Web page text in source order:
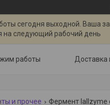
сегодня выходной. Ваша
на следующий рабочий день
работы Доставка
и прочее Фермент lallzyme